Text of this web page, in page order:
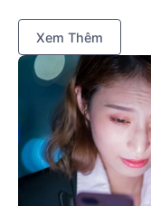
tăng cường cơ bắp?
điều tra tại Trường Y
như là CÓ, ít nhất là ở
Xem Thêm